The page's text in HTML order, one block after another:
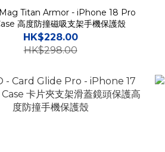
Titan Armor - iPhone 18 Pro
高度防撞磁吸支架手機保護殼
HK$228.00
HK$298.00